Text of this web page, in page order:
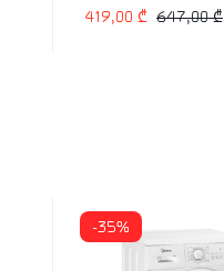
647,00₾
419,00 ₾
-35%